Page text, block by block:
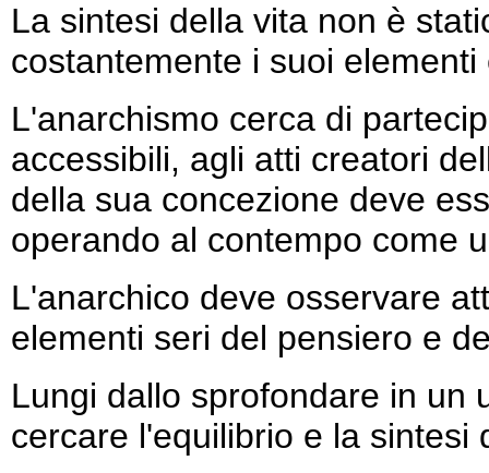
La sintesi della vita non è
costantemente i suoi
L'anarchismo cerca di
accessibili, agli atti creatori
della sua concezione deve
operando al contempo come
L'anarchico deve osservare
elementi seri del pensiero e
Lungi dallo sprofondare in un
cercare l'equilibrio e la sintesi